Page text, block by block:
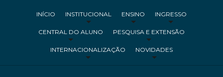
INÍCIO INSTITUCIONAL ENSINO INGRESSO
CENTRAL DO ALUNO PESQUISA E EXTENSÃO
INTERNACIONALIZAÇÃO NOVIDADES